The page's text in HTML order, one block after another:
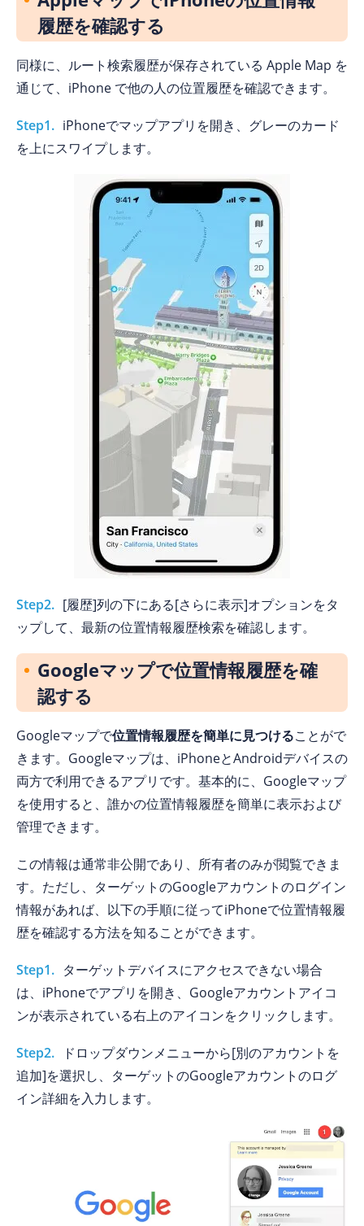
履歴を確認する
同様に、ルート検索履歴が保存されている Apple Map を
通じて、iPhone で他の人の位置履歴を確認できます。
Step1. iPhoneでマップアプリを開き、グレーのカード
を上にスワイプします。
Step2. [履歴]列の下にある[さらに表示]オプションをタ
ップして、最新の位置情報履歴検索を確認します。
Googleマップで位置情報履歴を確
認する
Googleマップで位置情報履歴を簡単に見つけることがで
きます。Googleマップは、iPhoneとAndroidデバイスの
両方で利用できるアプリです。基本的に、Googleマップ
を使用すると、誰かの位置情報履歴を簡単に表示および
管理できます。
この情報は通常非公開であり、所有者のみが閲覧できま
す。ただし、ターゲットのGoogleアカウントのログイン
情報があれば、以下の手順に従ってiPhoneで位置情報履
歴を確認する方法を知ることができます。
Step1. ターゲットデバイスにアクセスできない場合
は、iPhoneでアプリを開き、Googleアカウントアイコ
ンが表示されている右上のアイコンをクリックします。
Step2.
ドロップダウンメニューから[別のアカウントを
追加]を選択し、ターゲットのGoogleアカウントのログ
イン詳細を入力します。